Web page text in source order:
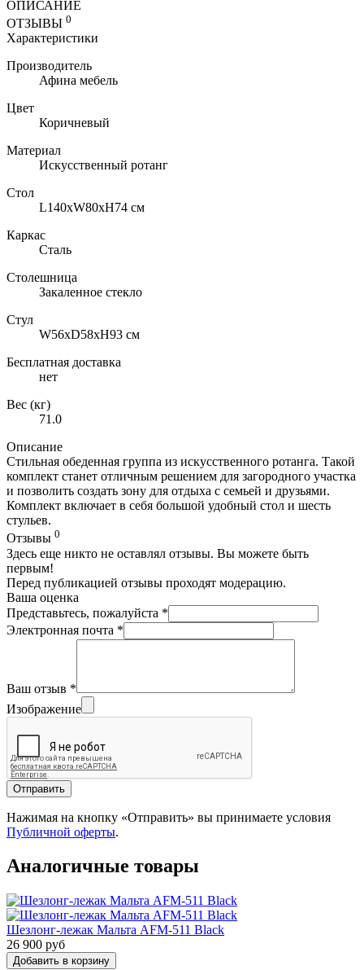
ОПИСАНИЕ
ОТЗЫВЫ 0
Характеристики
Производитель
Афина мебель
Цвет
Коричневый
Материал
Искусственный ротанг
Стол
L140хW80xH74 см
Каркас
Сталь
Столешница
Закаленное стекло
Стул
W56xD58xH93 см
Бесплатная доставка
нет
Вес (кг)
71.0
Описание
Стильная обеденная группа из искусственного ротанга. Такой
комплект станет отличным решением для загородного участка
и позволить создать зону для отдыха с семьей и друзьями.
Комплект включает в себя большой удобный стол и шесть
стульев.
Отзывы 0
Здесь еще никто не оставлял отзывы. Вы можете быть
первым!
Перед публикацией отзывы проходят модерацию.
Ваша оценка
Представьтесь, пожалуйста *
Электронная почта *
Ваш отзыв *
Изображение
Отправить
Нажимая на кнопку «Отправить» вы принимаете условия
Публичной оферты.
Аналогичные товары
Шезлонг-лежак Мальта AFM-511 Black
26 900 руб
Добавить в корзину